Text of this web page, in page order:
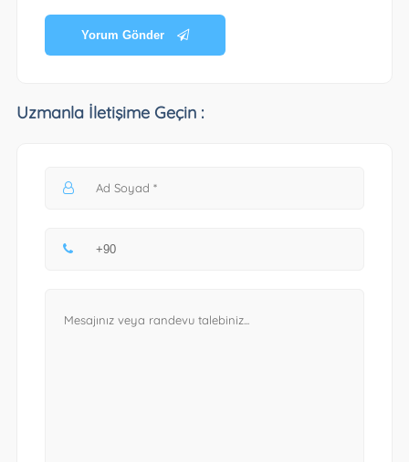
Yorum Gönder
Uzmanla İletişime Geçin :